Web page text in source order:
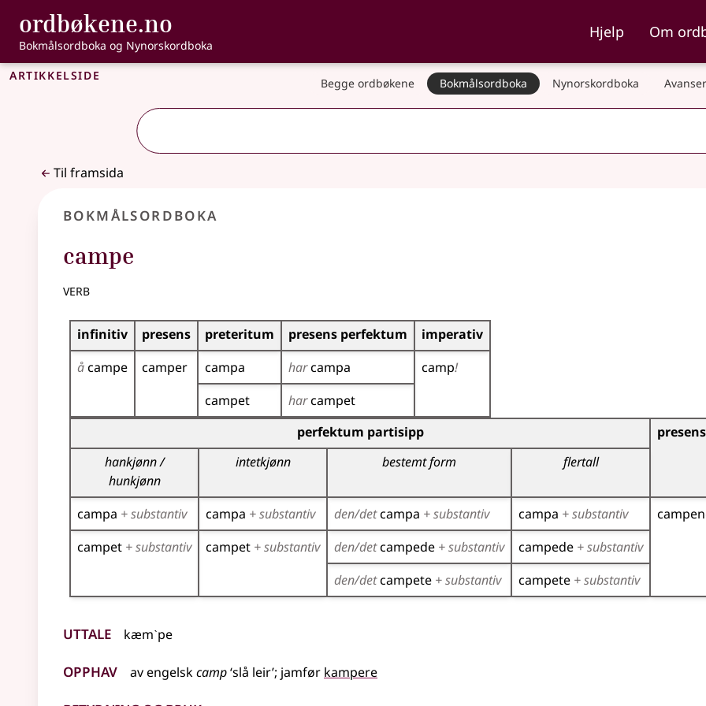
Gå til hovudinnhald
Tilgjenge
ordbøkene.no , Bokmålsordboka og Nynorskordboka
Bokmålsordboka og Nynorskordboka
Hjelp Om
Artikkelside Begge ordbøkene Bokmålsordboka Nynorskordboka
Til framsida
Bokmålsordboka
campe
verb
Bøyingstabell for dette verbet
infinitiv presens preteritum presens perfektum
imperativ
åcampe camper campa harcampa camp!
campet
harcampet
Bøyingstabell for dette verbet (partisippformer)perfektum partisipp
hankjønn /
hunkjønn
intetkjønn bestemt form flertall
campa + substantiv campa + substantiv den/detcampa + substantiv campa + substantiv
campet + substantiv campet + substantiv den/detcampede + substantiv campede + substantiv
den/detcampete + substantiv campete + substantiv
Uttale kæmˋpe
Opphav avengelskcamp‘slå leir’; jamfør kampere